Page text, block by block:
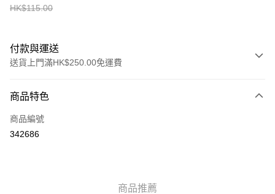
HK$115.00
付款與運送
送貨上門滿HK$250.00免運費
信用卡
Apple Pay
商品特色
商品編號
342686
商品推薦